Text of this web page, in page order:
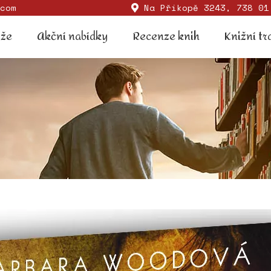
Na Příkopě 3243, 738
Akční nabídky Recenze knih Knižní
Akční nabídky Recenze knih